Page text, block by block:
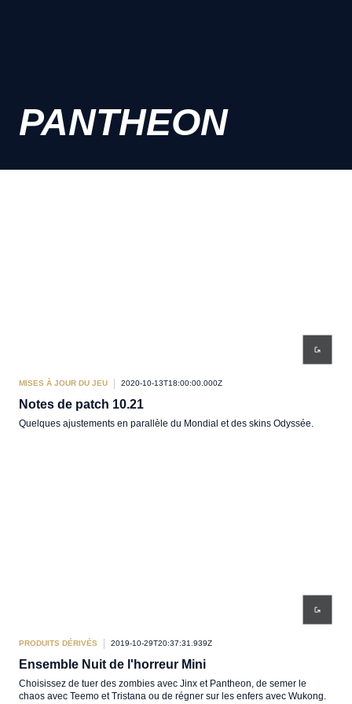
PANTHEON
MISES À JOUR DU JEU 2020-10-13T18:00:00.000Z
Notes de patch 10.21
Quelques ajustements en parallèle du Mondial et des skins Odyssée.
PRODUITS DÉRIVÉS 2019-10-29T20:37:31.939Z
Ensemble Nuit de l'horreur Mini
Choisissez de tuer des zombies avec Jinx et Pantheon, de semer le
chaos avec Teemo et Tristana ou de régner sur les enfers avec Wukong.